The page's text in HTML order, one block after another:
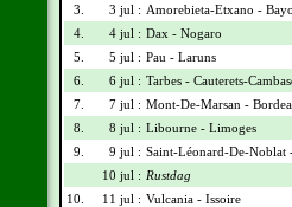
3.
3 jul : Amorebieta-Etxano -
4.
4 jul : Dax - Nogaro
5.
5 jul : Pau - Laruns
6.
6 jul : Tarbes - Cauterets-
7.
7 jul : Mont-De-Marsan -
8.
8 jul : Libourne - Limoges
9.
9 jul : Saint-Léonard-De-Noblat
10 jul : Rustdag
10.
11 jul : Vulcania - Issoire